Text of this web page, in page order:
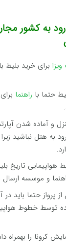
به کشور
برای خرید
حتما با راهنما
و آماده شدن
هواپیمایی
و موسسه ارسال
از پرواز حتما باید
خطوط
کرونا را بهمراه